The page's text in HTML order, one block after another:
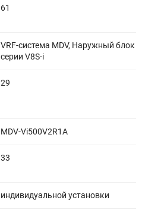
61
VRF-система MDV, Наружный блок
серии V8S-i
29
MDV-Vi500V2R1A
33
индивидуальной установки